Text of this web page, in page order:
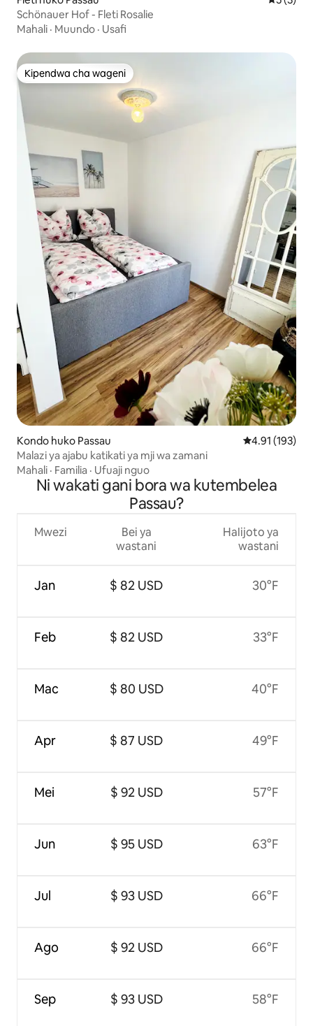
Schönauer Hof - Fleti Rosalie
Mahali · Muundo · Usafi
Kipendwa cha wageni
Kipendwa cha wageni
Kondo huko Passau Ukadiriaji wa
4.91 (193)
Malazi ya ajabu katikati ya mji wa zamani
Mahali · Familia · Ufuaji nguo
Ni wakati gani bora wa kutembelea
Passau?
Mwezi
Jan
Feb
Mac
Apr
Mei
Jun
Jul
Ago
Sep
Bei ya
wastani
$ 82 USD
$ 82 USD
$ 80 USD
$ 87 USD
$ 92 USD
$ 95 USD
$ 93 USD
$ 92 USD
$ 93 USD
Halijoto ya
wastani
30°F
33°F
40°F
49°F
57°F
63°F
66°F
66°F
58°F